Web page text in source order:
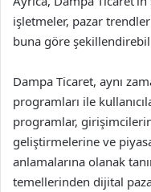
işletmeler, pazar
buna göre
Dampa Ticaret, aynı
programları ile
programlar,
geliştirmelerine ve
anlamalarına olanak
temellerinden dijital